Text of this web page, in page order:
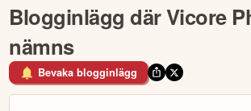
Blogginlägg där Vicore
nämns
Bevaka blogginlägg